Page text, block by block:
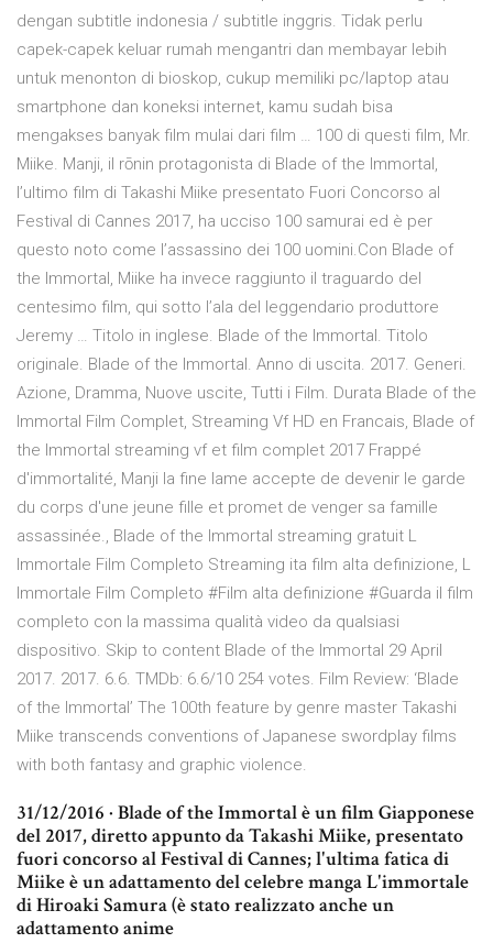
dengan subtitle indonesia / subtitle inggris. Tidak perlu
capek-capek keluar rumah mengantri dan membayar lebih
untuk menonton di bioskop, cukup memiliki pc/laptop atau
smartphone dan koneksi internet, kamu sudah bisa
mengakses banyak film mulai dari film … 100 di questi film, Mr.
Miike. Manji, il rōnin protagonista di Blade of the Immortal,
l’ultimo film di Takashi Miike presentato Fuori Concorso al
Festival di Cannes 2017, ha ucciso 100 samurai ed è per
questo noto come l’assassino dei 100 uomini.Con Blade of
the Immortal, Miike ha invece raggiunto il traguardo del
centesimo film, qui sotto l’ala del leggendario produttore
Jeremy … Titolo in inglese. Blade of the Immortal. Titolo
originale. Blade of the Immortal. Anno di uscita. 2017. Generi.
Azione, Dramma, Nuove uscite, Tutti i Film. Durata Blade of the
Immortal Film Complet, Streaming Vf HD en Francais, Blade of
the Immortal streaming vf et film complet 2017 Frappé
d'immortalité, Manji la fine lame accepte de devenir le garde
du corps d'une jeune fille et promet de venger sa famille
assassinée., Blade of the Immortal streaming gratuit L
Immortale Film Completo Streaming ita film alta definizione, L
Immortale Film Completo #Film alta definizione #Guarda il film
completo con la massima qualità video da qualsiasi
dispositivo. Skip to content Blade of the Immortal 29 April
2017. 2017. 6.6. TMDb: 6.6/10 254 votes. Film Review: ‘Blade
of the Immortal’ The 100th feature by genre master Takashi
Miike transcends conventions of Japanese swordplay films
with both fantasy and graphic violence.
31/12/2016 · Blade of the Immortal è un film Giapponese
del 2017, diretto appunto da Takashi Miike, presentato
fuori concorso al Festival di Cannes; l'ultima fatica di
Miike è un adattamento del celebre manga L'immortale
di Hiroaki Samura (è stato realizzato anche un
adattamento anime